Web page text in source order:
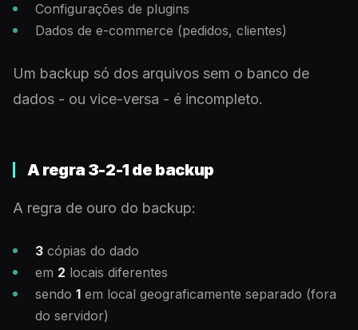
Configurações de plugins
Dados de e-commerce (pedidos, clientes)
Um backup só dos arquivos sem o banco de
dados - ou vice-versa - é incompleto.
A regra 3-2-1 de backup
A regra de ouro do backup:
3 cópias do dado
em 2 locais diferentes
sendo 1 em local geograficamente separado (fora
do servidor)